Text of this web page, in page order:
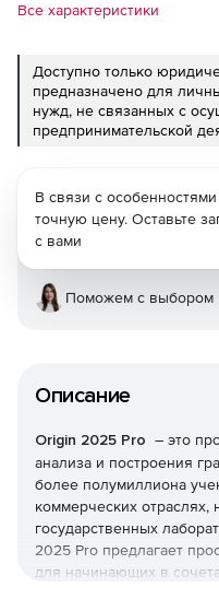
Все характеристики
Доступно только
предназначено для
нужд, не связанных с
предпринимательской
Описание
Origin 2025 Pro – это
анализа и построения
более полумиллиона
коммерческих отраслях,
государственных
2025 Pro предлагает
для начинающих в
В связи с
точную цену. Оставьте
с вами
Поможем с выбором